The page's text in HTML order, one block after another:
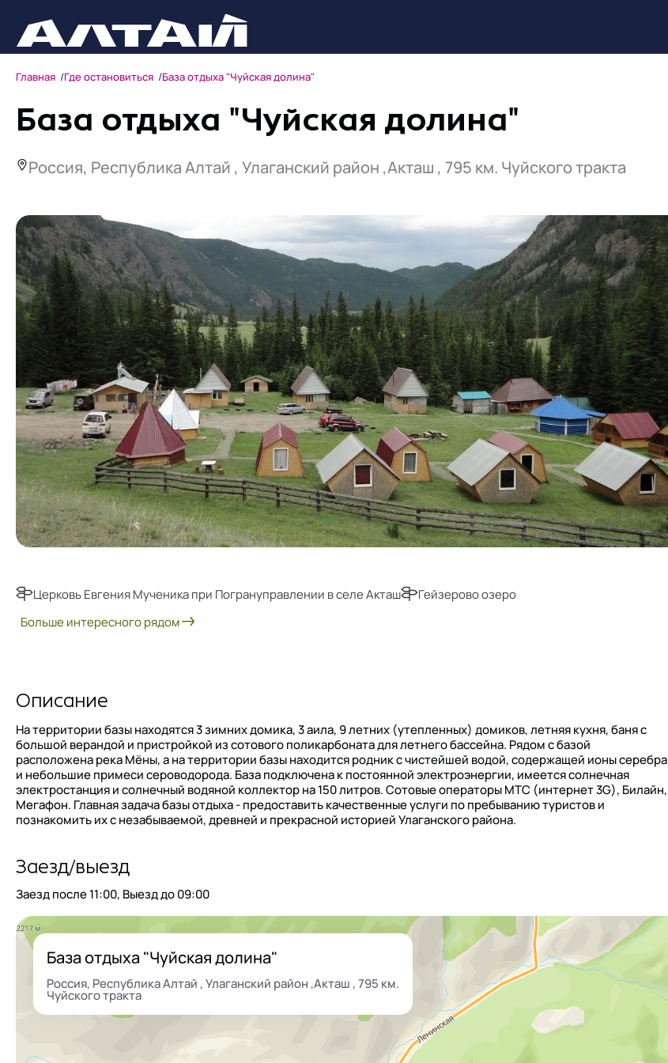
Главная Где остановиться База отдыха "Чуйская долина"
База отдыха "Чуйская долина"
Россия, Республика Алтай , Улаганский район ,Акташ , 795 км. Чуйского тракта
Церковь Евгения Мученика при Погрануправлении в селе Акташ
Гейзерово озеро
Больше интересного рядом
Описание
На территории базы находятся 3 зимних домика, 3 аила, 9 летних (утепленных) домиков, летняя кухня, баня с
большой верандой и пристройкой из сотового поликарбоната для летнего бассейна. Рядом с базой
расположена река Мёны, а на территории базы находится родник с чистейшей водой, содержащей ионы серебра
и небольшие примеси сероводорода. База подключена к постоянной электроэнергии, имеется солнечная
электростанция и солнечный водяной коллектор на 150 литров. Сотовые операторы МТС (интернет 3G), Билайн,
Мегафон. Главная задача базы отдыха - предоставить качественные услуги по пребыванию туристов и
познакомить их с незабываемой, древней и прекрасной историей Улаганского района.
Заезд/выезд
Заезд после11:00, Выезд до09:00
База отдыха "Чуйская долина"
Россия, Республика Алтай , Улаганский район ,Акташ , 795 км.
Чуйского тракта